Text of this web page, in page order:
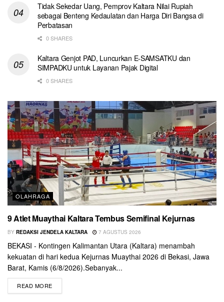
Tidak Sekedar Uang, Pemprov Kaltara Nilai Rupiah
sebagai Benteng Kedaulatan dan Harga Diri Bangsa di
Perbatasan
0 SHARES
Kaltara Genjot PAD, Luncurkan E-SAMSATKU dan
SIMPADKU untuk Layanan Pajak Digital
0 SHARES
OLAHRAGA
9 Atlet Muaythai Kaltara Tembus Semifinal Kejurnas
BY REDAKSI JENDELA KALTARA 7 AGUSTUS 2026
BEKASI - Kontingen Kalimantan Utara (Kaltara) menambah
kekuatan di hari kedua Kejurnas Muaythai 2026 di Bekasi, Jawa
Barat, Kamis (6/8/2026).Sebanyak...
READ MORE